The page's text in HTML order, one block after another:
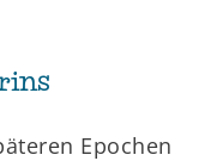
Epochen